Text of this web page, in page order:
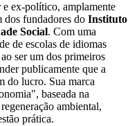
e ex-político, amplamente
dos fundadores do Instituto
Social. Com uma
de escolas de idiomas
ser um dos primeiros
publicamente que a
do lucro. Sua marca
baseada na
ambiental,
prática.